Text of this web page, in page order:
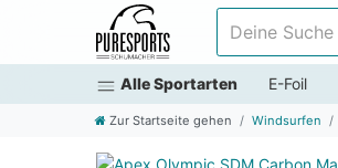
Alle Sportarten E-Foil
Zur Startseite gehen Windsurfen